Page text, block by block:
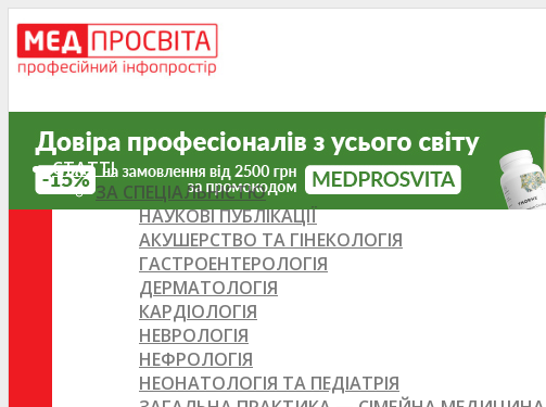
СТАТТІ
ЗА СПЕЦІАЛЬНІСТЮ
НАУКОВІ ПУБЛІКАЦІЇ
АКУШЕРСТВО ТА ГІНЕКОЛОГІЯ
ГАСТРОЕНТЕРОЛОГІЯ
ДЕРМАТОЛОГІЯ
КАРДІОЛОГІЯ
НЕВРОЛОГІЯ
НЕФРОЛОГІЯ
НЕОНАТОЛОГІЯ ТА ПЕДІАТРІЯ